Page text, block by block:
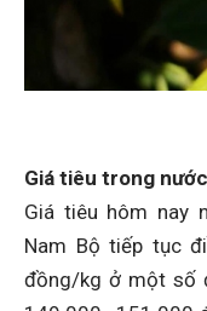
Giá tiêu trong
Giá tiêu hôm nay
Nam Bộ tiếp tục
đồng/kg ở một số